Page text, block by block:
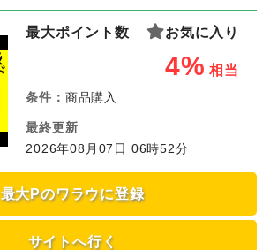
最大ポイント数 お気に入り
4% 相当
条件： 商品購入
最終更新
2026年08月07日 06時52分
最大Pのワラウに登録
サイトへ行く